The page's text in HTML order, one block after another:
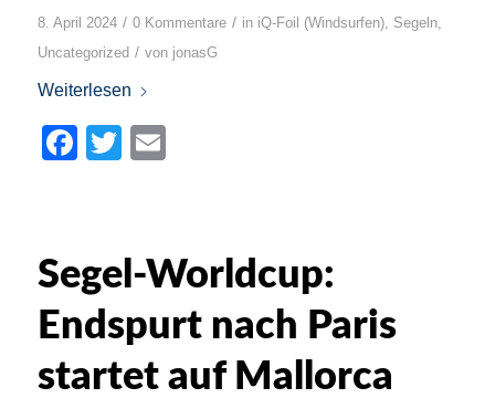
8. April 2024 / 0 Kommentare / in iQ-Foil (Windsurfen), Segeln,
Uncategorized / von jonasG
Weiterlesen
Facebook
Twitter
Segel-Worldcup:
Endspurt nach Paris
startet auf Mallorca